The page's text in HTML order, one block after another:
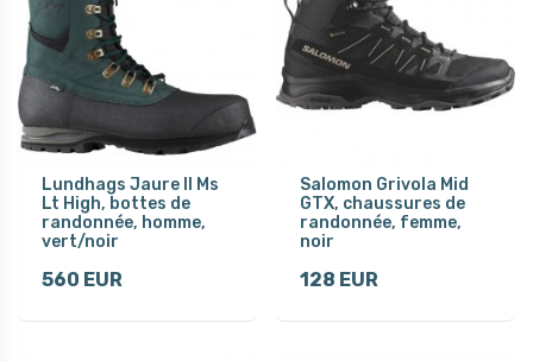
Lundhags Jaure II Ms
Lt High, bottes de
randonnée, homme,
vert/noir
560 EUR
Salomon Grivola Mid
GTX, chaussures de
randonnée, femme,
noir
128 EUR